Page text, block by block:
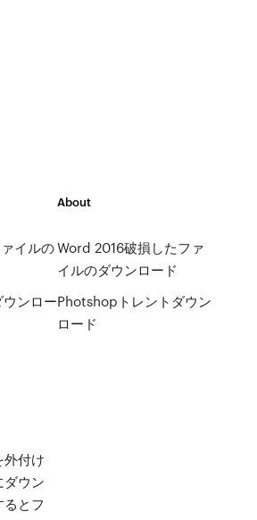
イルの
ンロー
About
Word 2016破損したファ
イルのダウンロード
Photshopトレントダウン
ロード
外付け
ウン
とフ